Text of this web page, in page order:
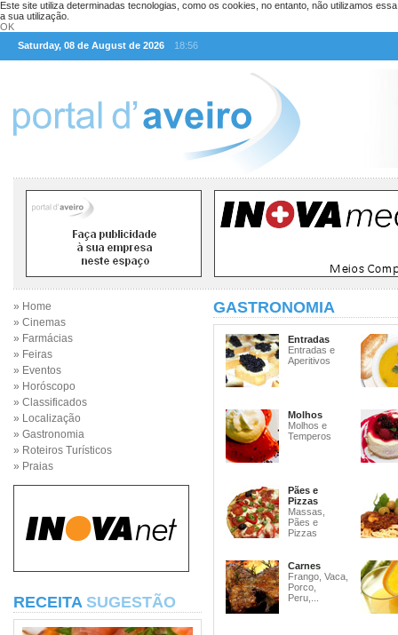
Este site utiliza determinadas tecnologias, como os cookies, no entanto, não utilizamos
a sua utilização.
OK
Saturday, 08 de August de 2026
18:56
» Home
» Cinemas
» Farmácias
» Feiras
» Eventos
» Horóscopo
» Classificados
» Localização
» Gastronomia
» Roteiros Turísticos
» Praias
RECEITA SUGESTÃO
GASTRONOMIA
Entradas
Entradas e
Aperitivos
Molhos
Molhos e
Temperos
Pães e
Pizzas
Massas,
Pães e
Pizzas
Carnes
Frango, Vaca,
Porco,
Peru,...